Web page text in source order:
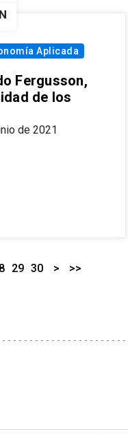
Aplicada
Fergusson,
de los
de 2021
29 30 > >>